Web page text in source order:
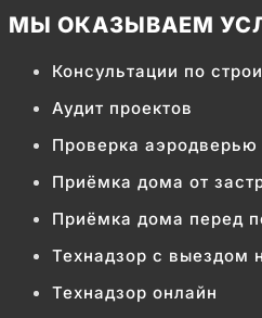
МЫ ОКАЗЫВАЕМ
Консультации по
Аудит проектов
Проверка аэродверью
Приёмка дома от
Приёмка дома перед
Технадзор с выездом
Технадзор онлайн